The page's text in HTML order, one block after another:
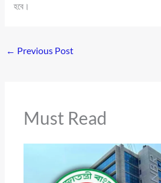
হবে।
← Previous Post
Must Read